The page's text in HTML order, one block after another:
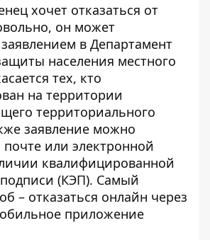
хочет отказаться от
он может
в Департамент
населения местного
тех, кто
на территории
территориального
заявление можно
или электронной
квалифицированной
(КЭП). Самый
– отказаться онлайн через
приложение